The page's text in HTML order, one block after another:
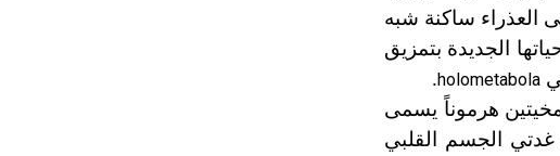
العذراء ساكنة شبه
الجديدة بتمزيق
holometabola
.
هرموناً يسمى
الجسم القلبي